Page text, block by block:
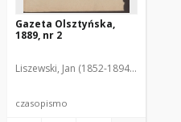
Gazeta Olsztyńska,
1889, nr 2
Liszewski, Jan (1852-1894). Red.
czasopismo